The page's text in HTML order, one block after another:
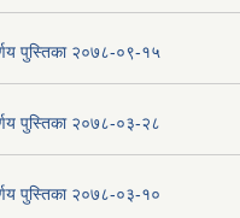
पुस्तिका २०७८-०९-१५
पुस्तिका २०७८-०३-२८
पुस्तिका २०७८-०३-१०